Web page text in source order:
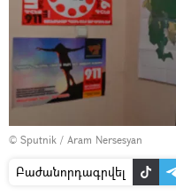
© Sputnik / Aram Nersesyan
Բաժանորդագրվել